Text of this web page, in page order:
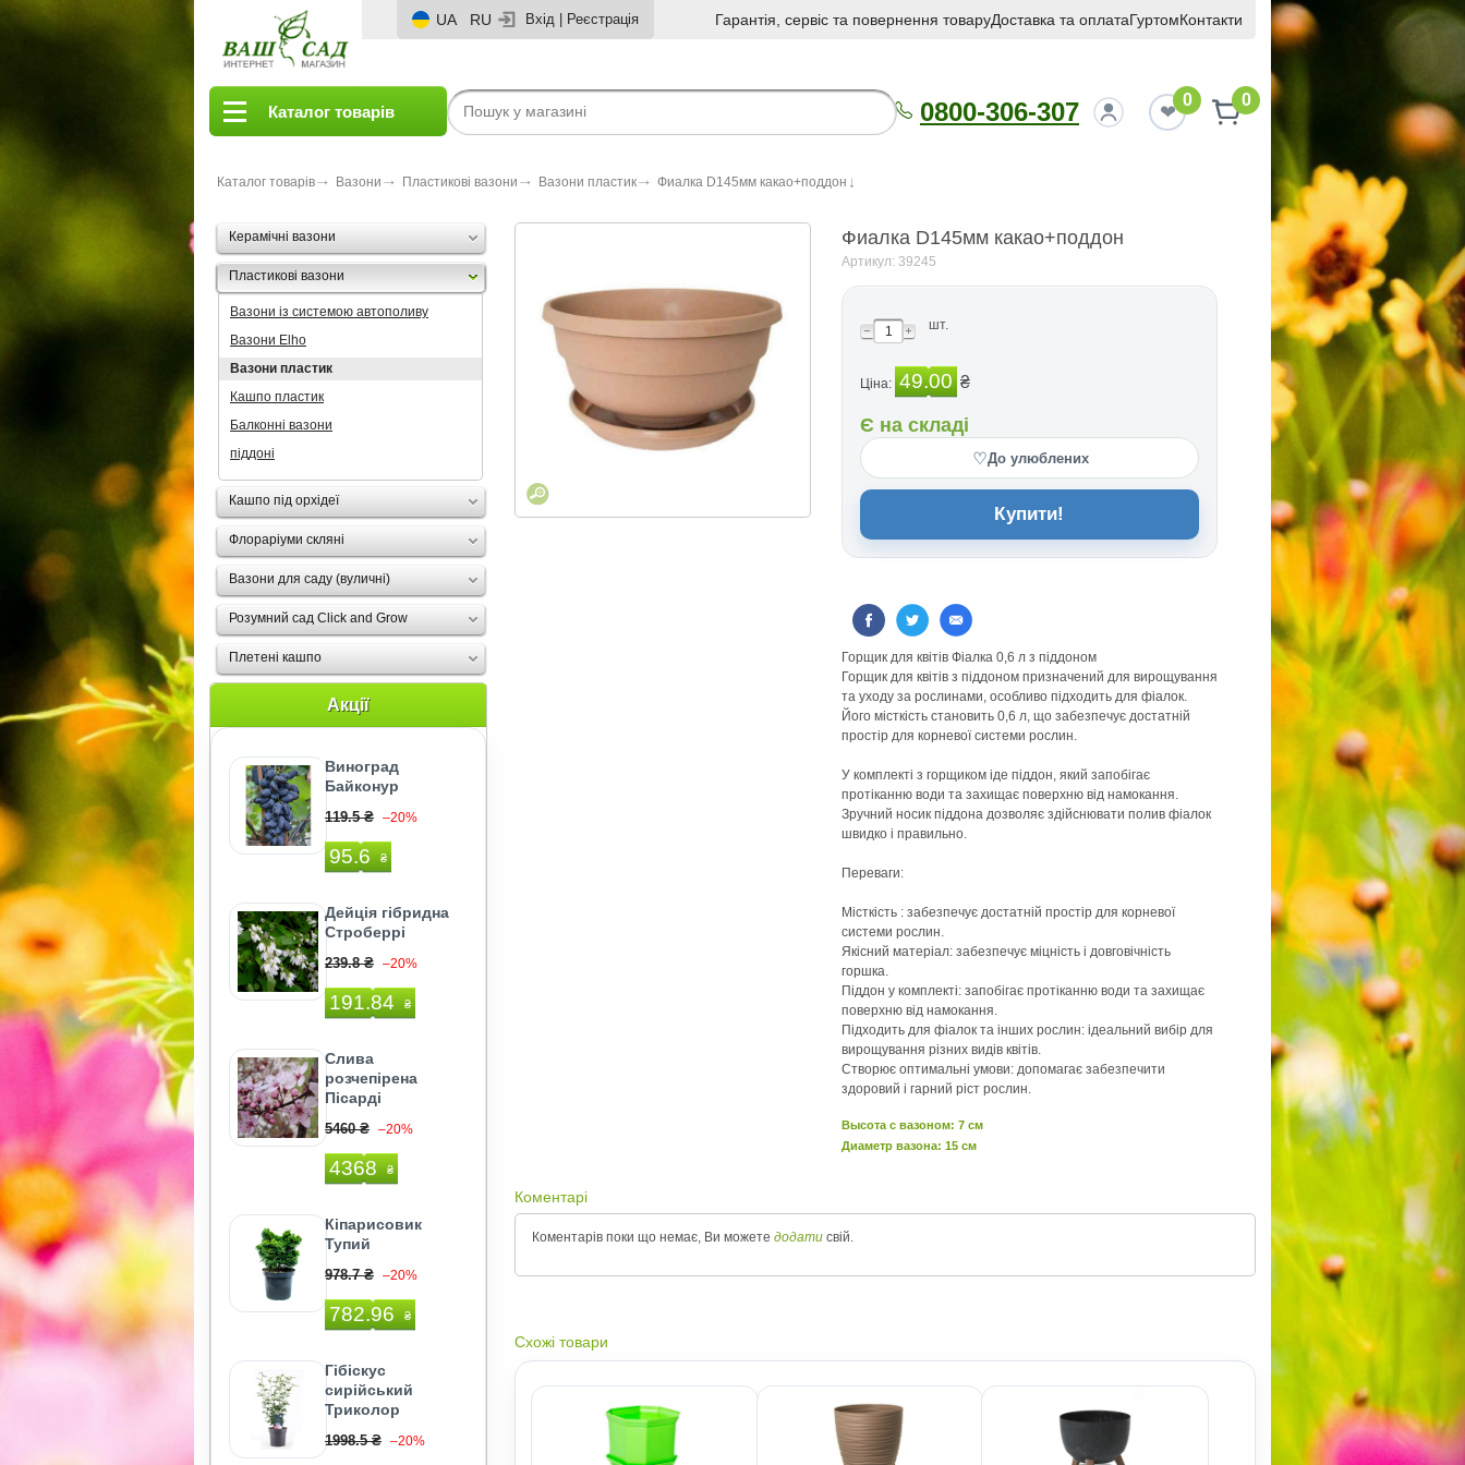
UA RU Вхід Реєстрація Гарантія, сервіс та повернення товаруДоставка та оплатаГуртомКонтакти
Каталог товарів 0800-306-307 0 0
Каталог товарів Вазони Пластикові вазони Вазони пластик Фиалка D145мм какао+поддон
Керамічні вазони
Пластикові вазони
Вазони із системою автополиву
Вазони Elho
Вазони пластик
Кашпо пластик
Балконні вазони
піддоні
Кашпо під орхідеї
Флораріуми скляні
Вазони для саду (вуличні)
Розумний сад Click and Grow
Плетені кашпо
Акції
Виноград
Байконур
119.5 ₴ –20%
95.6 ₴
Дейція гібридна
Строберрі
239.8 ₴ –20%
191.84 ₴
Слива
розчепірена
Пісарді
5460 ₴ –20%
4368 ₴
Кіпарисовик
Тупий
978.7 ₴ –20%
782.96 ₴
Гібіскус
сирійський
Триколор
1998.5 ₴ –20%
Фиалка D145мм какао+поддон
Артикул: 39245
шт.
Ціна: 49.00 ₴
Є на складі
♡До улюблених
Купити!
Горщик для квітів Фіалка 0,6 л з піддоном
Горщик для квітів з піддоном призначений для вирощування
та уходу за рослинами, особливо підходить для фіалок.
Його місткість становить 0,6 л, що забезпечує достатній
простір для корневої системи рослин.
У комплекті з горщиком іде піддон, який запобігає
протіканню води та захищає поверхню від намокання.
Зручний носик піддона дозволяє здійснювати полив фіалок
швидко і правильно.
Переваги:
Місткість : забезпечує достатній простір для корневої
системи рослин.
Якісний матеріал: забезпечує міцність і довговічність
горшка.
Піддон у комплекті: запобігає протіканню води та захищає
поверхню від намокання.
Підходить для фіалок та інших рослин: ідеальний вибір для
вирощування різних видів квітів.
Створює оптимальні умови: допомагає забезпечити
здоровий і гарний ріст рослин.
Высота c вазоном: 7 см
Диаметр вазона: 15 см
Коментарі
Коментарів поки що немає, Ви можете додати свій.
Схожі товари